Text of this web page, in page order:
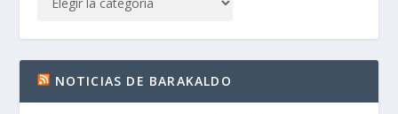
NOTICIAS DE BARAKALDO